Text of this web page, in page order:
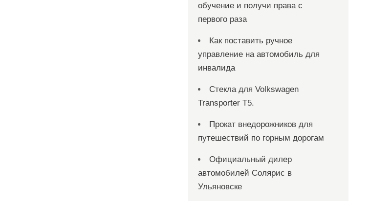
обучение и получи права с
первого раза
Как поставить ручное
управление на автомобиль для
инвалида
Стекла для Volkswagen
Transporter T5.
Прокат внедорожников для
путешествий по горным дорогам
Официальный дилер
автомобилей Солярис в
Ульяновске